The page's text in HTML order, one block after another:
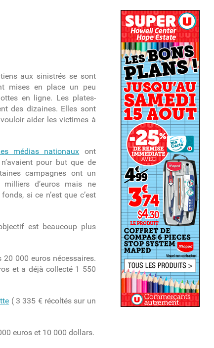
aux sinistrés se sont
mises en place un peu
en ligne. Les plates-
des dizaines. Elles sont
aider les victimes à
médias nationaux ont
pour but que de
campagnes ont un
d’euros mais ne
si ce n’est que c’est
est beaucoup plus
000 euros nécessaires.
et a déjà collecté 1 550
( 3 335 € récoltés sur un
euros et 10 000 dollars.